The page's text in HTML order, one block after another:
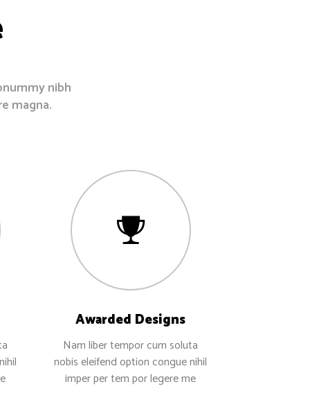
nibh
magna.
Awarded Designs
Nam liber tempor cum soluta
nobis eleifend option congue nihil
imper per tem por legere me